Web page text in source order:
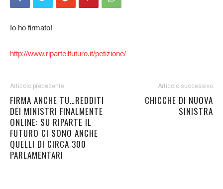
Io ho firmato!
http://www.riparteilfuturo.it/petizione/
Articolo precedente
FIRMA ANCHE TU…REDDITI
DEI MINISTRI FINALMENTE
ONLINE: SU RIPARTE IL
FUTURO CI SONO ANCHE
QUELLI DI CIRCA 300
PARLAMENTARI
Articolo successivo
CHICCHE DI NUOVA
SINISTRA